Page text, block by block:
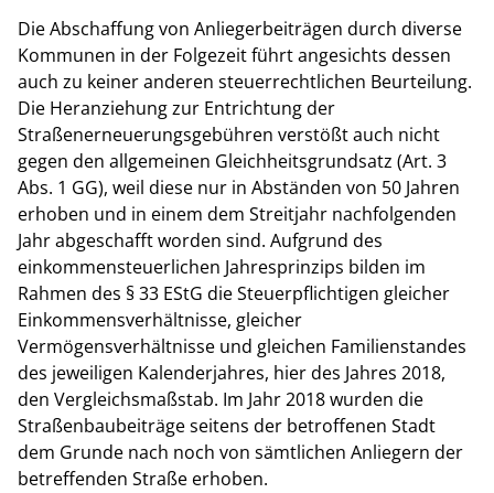
Die Abschaffung von Anliegerbeiträgen durch diverse
Kommunen in der Folgezeit führt angesichts dessen
auch zu keiner anderen steuerrechtlichen Beurteilung.
Die Heranziehung zur Entrichtung der
Straßenerneuerungsgebühren verstößt auch nicht
gegen den allgemeinen Gleichheitsgrundsatz (Art. 3
Abs. 1 GG), weil diese nur in Abständen von 50 Jahren
erhoben und in einem dem Streitjahr nachfolgenden
Jahr abgeschafft worden sind. Aufgrund des
einkommensteuerlichen Jahresprinzips bilden im
Rahmen des § 33 EStG die Steuerpflichtigen gleicher
Einkommensverhältnisse, gleicher
Vermögensverhältnisse und gleichen Familienstandes
des jeweiligen Kalenderjahres, hier des Jahres 2018,
den Vergleichsmaßstab. Im Jahr 2018 wurden die
Straßenbaubeiträge seitens der betroffenen Stadt
dem Grunde nach noch von sämtlichen Anliegern der
betreffenden Straße erhoben.